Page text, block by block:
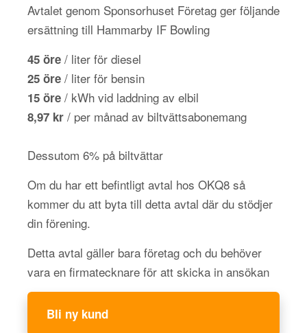
Avtalet genom Sponsorhuset Företag ger följande
ersättning till Hammarby IF Bowling
45 öre / liter för diesel
25 öre / liter för bensin
15 öre / kWh vid laddning av elbil
8,97 kr / per månad av biltvättsabonemang
Dessutom 6% på biltvättar
Om du har ett befintligt avtal hos OKQ8 så
kommer du att byta till detta avtal där du stödjer
din förening.
Detta avtal gäller bara företag och du behöver
vara en firmatecknare för att skicka in ansökan
Bli ny kund